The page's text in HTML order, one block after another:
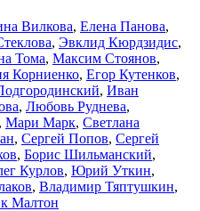
Вилкова, Елена Панова,
, Эвклид Кюрдзидис,
Тома, Максим Стоянов,
Корниенко, Егор Кутенков,
, Иван
, Любовь Руднева,
, Мари Марк, Светлана
, Сергей Попов, Сергей
, Борис Шильманский,
Курлов, Юрий Уткин,
, Владимир Тяптушкин,
Малтон